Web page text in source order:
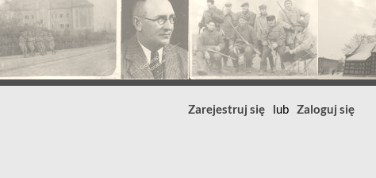
Zarejestruj się lub Zaloguj się